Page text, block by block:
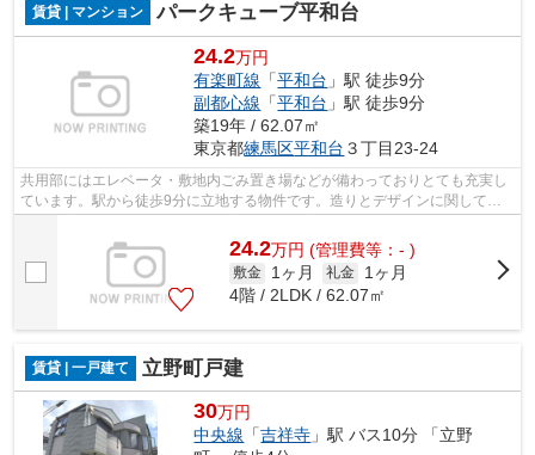
賃貸 | マンション パークキューブ平和台
24.2万円
有楽町線 「平和台 」駅 徒歩9分
副都心線 「平和台 」駅 徒歩9分
築19年 / 62.07㎡
東京都練馬区平和台 ３丁目23-24
共用部にはエレベータ・敷地内ごみ置き場などが備わっておりとても充実し
ています。駅から徒歩9分に立地する物件です。造りとデザインに関して、
自信をもって情報を提供できるマンショ...
24.2万円 (管理費等：- )
敷金 1ヶ月 礼金
1ヶ月
4階 / 2LDK / 62.07㎡
賃貸 | 一戸建て 立野町戸建
30万円
中央線 「吉祥寺 」駅 バス10分 「立野